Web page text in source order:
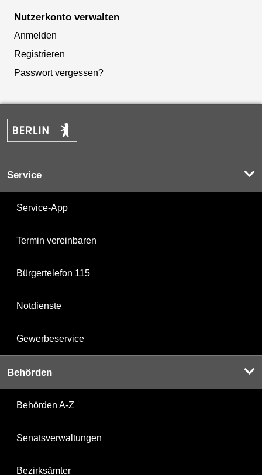
Nutzerkonto verwalten
Anmelden
Registrieren
Passwort vergessen?
Service
Service-App
Termin vereinbaren
Bürgertelefon 115
Notdienste
Gewerbeservice
Behörden
Behörden A-Z
Senatsverwaltungen
Bezirksämter